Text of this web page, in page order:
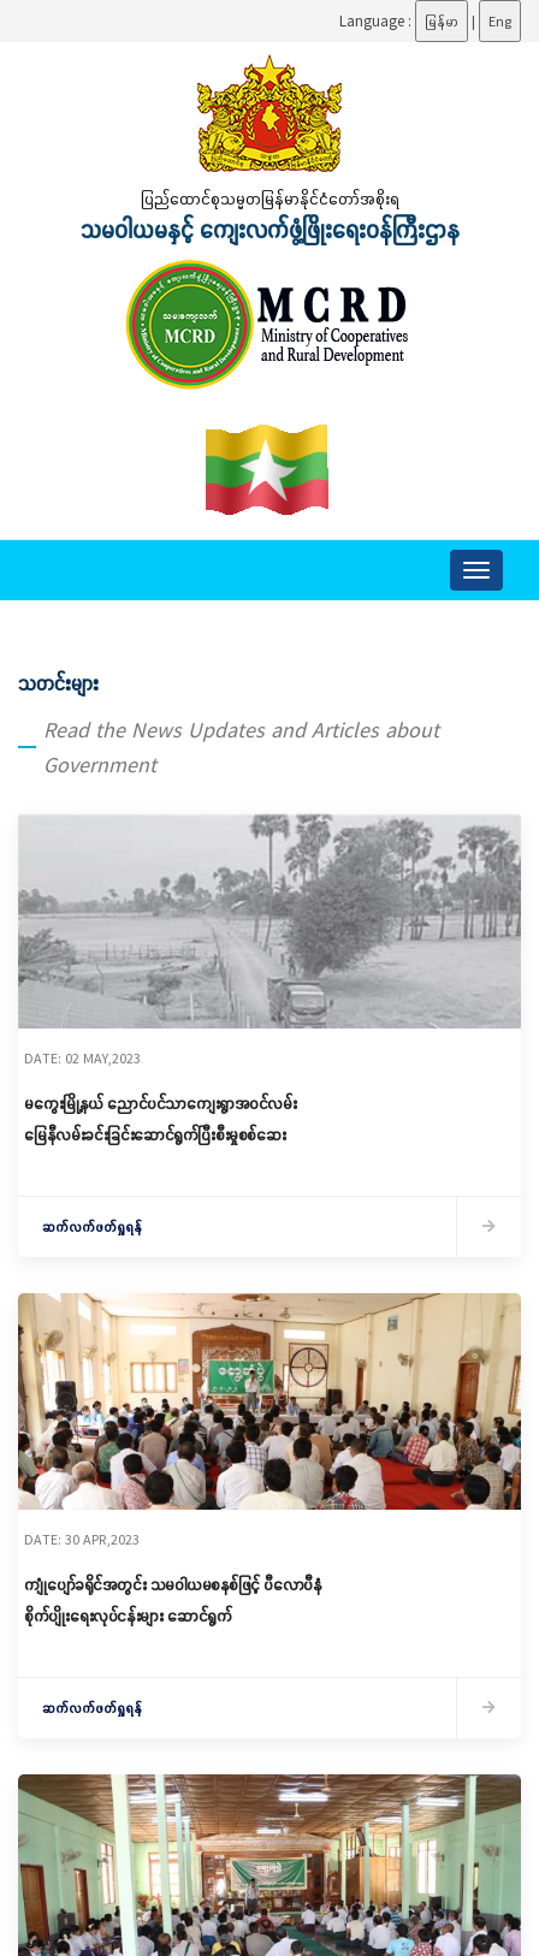
Language : မြန်မာ | Eng
ပြည်ထောင်စုသမ္မတမြန်မာနိုင်ငံတော်အစိုးရ
သမဝါယမနှင့် ကျေးလက်ဖွံ့ဖြိုးရေးဝန်ကြီးဌာန
Toggle
သတင်းများ
Read the News Updates and Articles about
Government
DATE: 02 MAY,2023
မကွေးမြို့နယ် ညောင်ပင်သာကျေးရွာအဝင်လမ်း
မြေနီလမ်းခင်းခြင်းဆောင်ရွက်ပြီးစီးမှုစစ်ဆေး
ဆက်လက်ဖတ်ရှုရန်
DATE: 30 APR,2023
ကျုံပျော်ခရိုင်အတွင်း သမဝါယမစနစ်ဖြင့် ပီလောပီနံ
စိုက်ပျိုးရေးလုပ်ငန်းများ ဆောင်ရွက်
ဆက်လက်ဖတ်ရှုရန်